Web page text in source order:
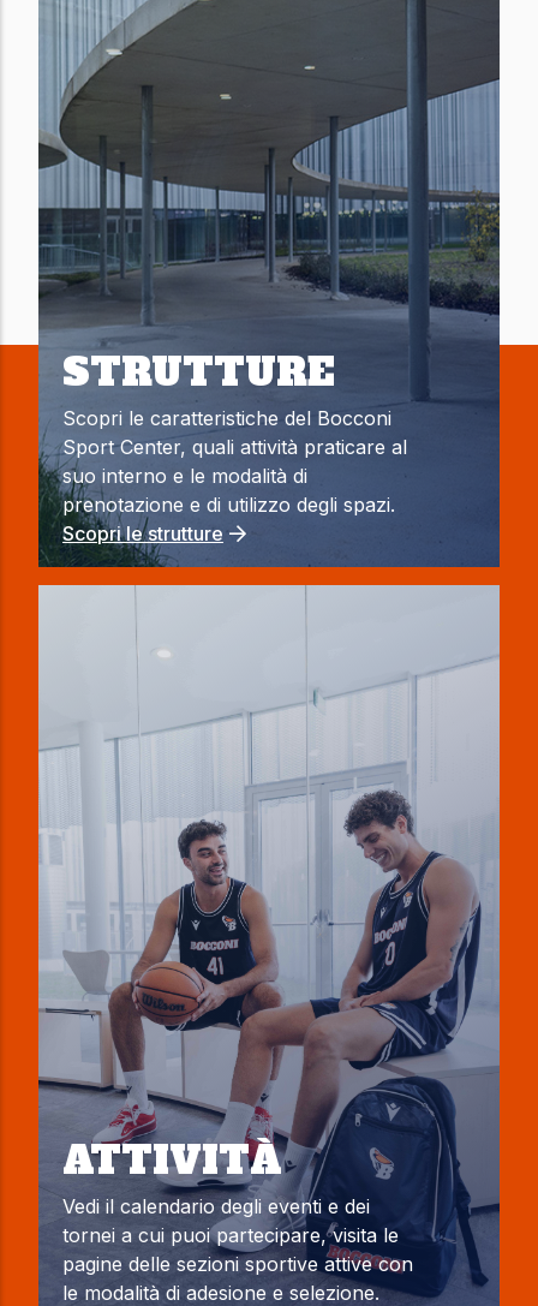
STRUTTURE
Scopri le caratteristiche del Bocconi
Sport Center, quali attività praticare al
suo interno e le modalità di
prenotazione e di utilizzo degli spazi.
Scopri le strutture
ATTIVITÀ
Vedi il calendario degli eventi e dei
tornei a cui puoi partecipare, visita le
pagine delle sezioni sportive attive con
le modalità di adesione e selezione.